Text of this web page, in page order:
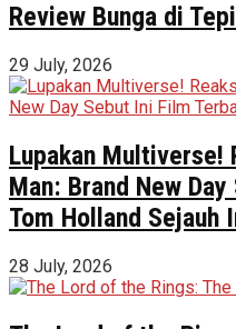
Review Bunga di
29 July, 2026
Lupakan Multiverse!
Man: Brand New
Tom Holland Sejauh
28 July, 2026